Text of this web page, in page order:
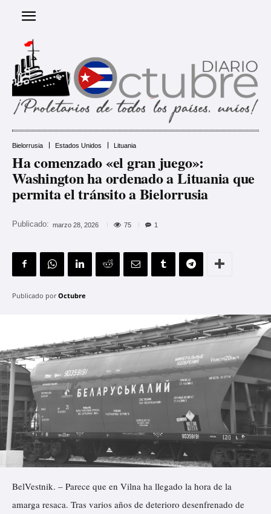
Bielorrusia Estados Unidos Lituania
Ha comenzado «el gran juego»:
Washington ha ordenado a Lituania que
permita el tránsito a Bielorrusia
Publicado: marzo 28, 2026 75 1
Publicado por Octubre
BelVestnik. – Parece que en Vilna ha llegado la hora de la
amarga resaca. Tras varios años de deterioro desenfrenado de